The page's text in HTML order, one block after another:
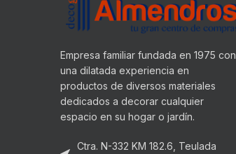
Empresa familiar fundada en 1975 con
una dilatada experiencia en
productos de diversos materiales
dedicados a decorar cualquier
espacio en su hogar o jardín.
Ctra. N-332 KM 182.6, Teulada